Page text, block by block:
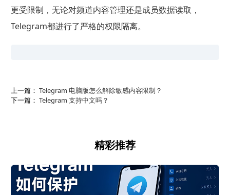
更受限制，无论对频道内容管理还是成员数据读取，
Telegram都进行了严格的权限隔离。
上一篇： Telegram 电脑版怎么解除敏感内容限制？
下一篇： Telegram 支持中文吗？
精彩推荐